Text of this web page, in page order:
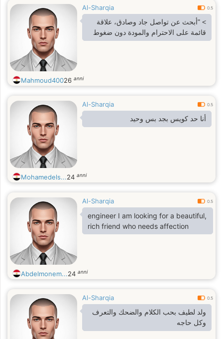
Al-Sharqia 0.5
> "أبحث عن تواصل جاد وصادق، علاقة
قائمة على الاحترام والمودة دون ضغوط
Mahmoud40026 anni
Al-Sharqia 0.5
أنا حد كويس بجد بس وحيد
Mohamedels...24 anni
Al-Sharqia 0.5
engineer I am looking for a beautiful,
rich friend who needs affection
Abdelmonem...24 anni
Al-Sharqia 0.5
ولد لطيف بحب الكلام والضحك والتعرف
وكل حاجه